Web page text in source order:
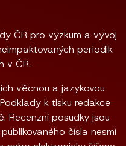
ČR pro výzkum a vývoj
periodik
v ČR.
věcnou a jazykovou
k tisku redakce
Recenzní posudky jsou
čísla nesmí